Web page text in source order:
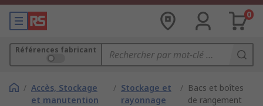
0
Références fabricant
/ Accès, Stockage
et manutention
/ Stockage et
rayonnage
/ Bacs et boîtes
de rangement